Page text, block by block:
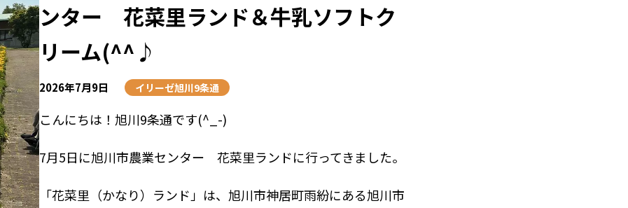
ンター 花菜里ランド＆牛乳ソフトク
リーム(^^♪
2026年7月9日 イリーゼ旭川9条通
こんにちは！旭川9条通です(^_-)
7月5日に旭川市農業センター 花菜里ランドに行ってきました。
「花菜里（かなり）ランド」は、旭川市神居町雨紛にある旭川市